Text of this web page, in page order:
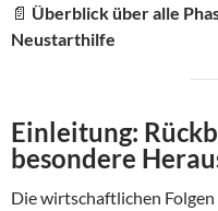
📄 Überblick über alle
Neustarthilfe
Einleitung:
besondere
Die wirtschaftlichen